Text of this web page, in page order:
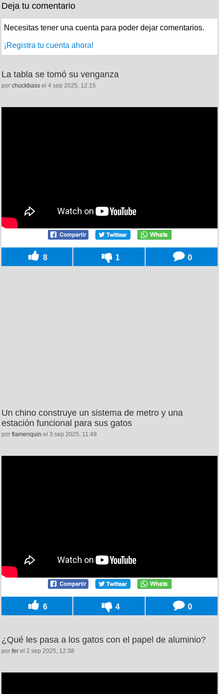
Deja tu comentario
Necesitas tener una cuenta para poder dejar comentarios.
¡Registra tu cuenta ahora!
La tabla se tomó su venganza
por chuckbass el 4 sep 2025, 12:15
8 1 0
Un chino construye un sistema de metro y una
estación funcional para sus gatos
por flamenquin el 3 sep 2025, 11:49
6 4 0
¿Qué les pasa a los gatos con el papel de aluminio?
por fer el 2 sep 2025, 12:38